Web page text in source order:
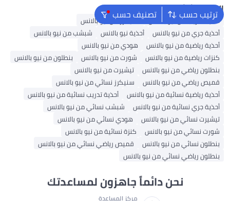
ترتيب حسب تصنيف حسب البحث الشائع
أحذية تدريب من نيو بالانس
سنيكرز من نيو بالانس
أحذية جري من نيو بالانس
أحذية نيو بالانس
شبشب من نيو بالانس
أحذية رياضية من نيو بالانس
هودي من نيو بالانس
كنزات رياضية من نيو بالانس
شورت من نيو بالانس
بنطلون من نيو بالانس
بنطلون رياضي من نيو بالانس
تيشيرت من نيو بالانس
قميص رياضي من نيو بالانس
سنيكرز نسائي من نيو بالانس
أحذية رياضية نسائية من نيو بالانس
أحذية تدريب نسائية من نيو بالانس
أحذية جري نسائية من نيو بالانس
شبشب نسائي من نيو بالانس
تيشيرت نسائي من نيو بالانس
هودي نسائي من نيو بالانس
شورت نسائي من نيو بالانس
كنزة نسائية من نيو بالانس
بنطلون نسائي من نيو بالانس
قميص رياضي نسائي من نيو بالانس
بنطلون رياضي نسائي من نيو بالانس
نحن دائماً جاهزون لمساعدتك
مركز المساعدة